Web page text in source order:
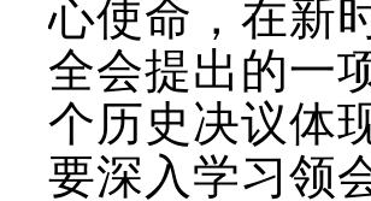
心使命，在新
全会提出的一
个历史决议体
要深入学习领